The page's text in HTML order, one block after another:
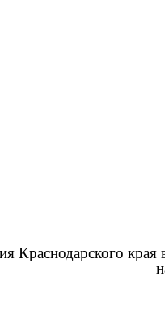
Краснодарского